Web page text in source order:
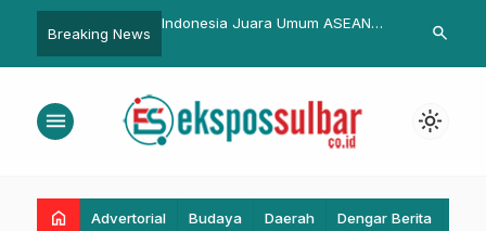
Breaking News
Jangan Campur
dengan Politik
Indonesia Juara Umum ASEAN
Polres
Polri T.A
search
menu light_mode
home Advertorial Budaya Daerah Dengar Berita